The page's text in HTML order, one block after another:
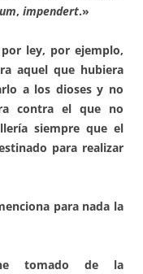
, impendert.»
ley, por ejemplo,
aquel que hubiera
a los dioses y no
contra el que no
siempre que el
para realizar
para nada la
tomado de la